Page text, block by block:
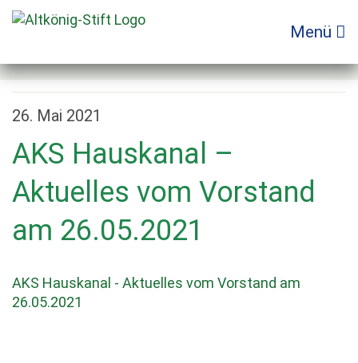
Zum
Inhalt
Menü
26. Mai 2021
AKS Hauskanal –
Aktuelles vom Vorstand
am 26.05.2021
AKS Hauskanal - Aktuelles vom Vorstand am
26.05.2021